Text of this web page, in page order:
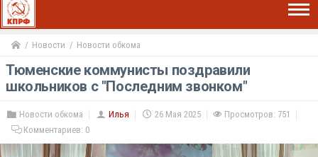
Новости Новости обкома
Тюменские коммунисты поздравили
школьников с "Последним звонком"
Новости обкома Илья 26 Мая 2025
Просмотров: 751
Комментариев: 0